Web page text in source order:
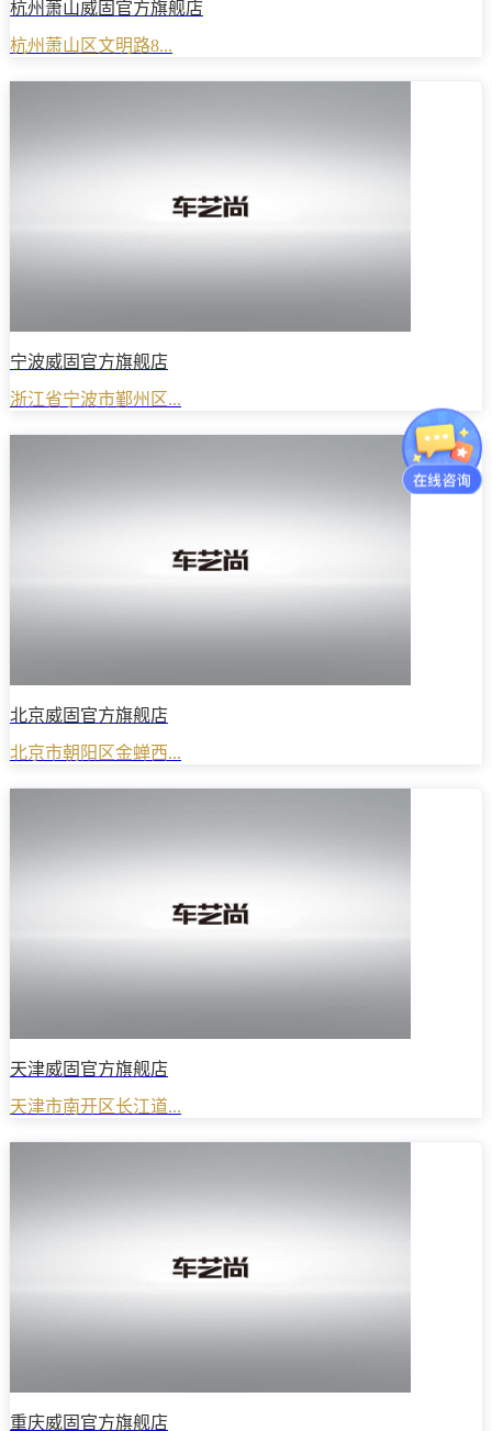
杭州萧山威固官方旗舰店
杭州萧山区文明路8...
宁波威固官方旗舰店
浙江省宁波市鄞州区...
北京威固官方旗舰店
北京市朝阳区金蝉西...
天津威固官方旗舰店
天津市南开区长江道...
重庆威固官方旗舰店